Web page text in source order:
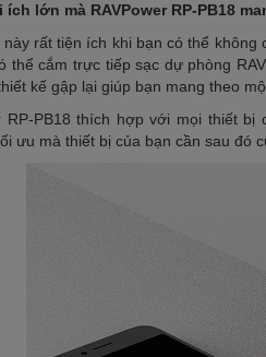
lớn mà RAVPower RP-PB18
này rất tiện ích khi bạn có thể
thể cắm trực tiếp sạc dự phòng
kế gập lại giúp bạn mang theo
RP-PB18 thích hợp với mọi thiết
ưu mà thiết bị của bạn cần sau đó